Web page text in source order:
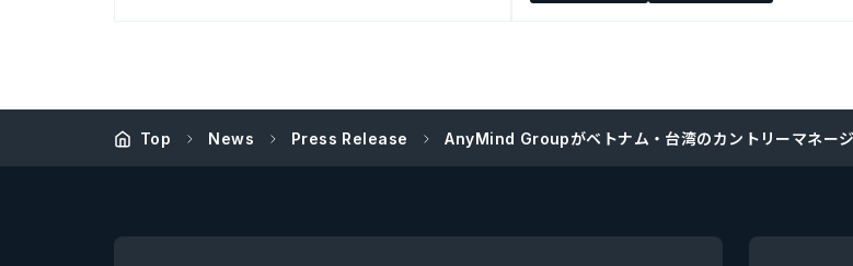
Top News Press Release AnyMind Groupがベトナム・台湾のカントリーマネー